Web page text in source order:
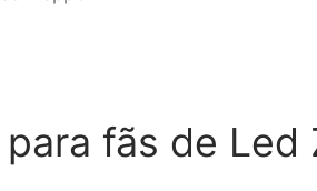
fãs de Led